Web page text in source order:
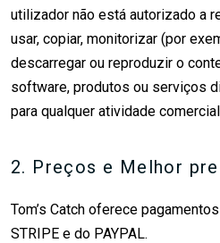
utilizador não está autorizado a
usar, copiar, monitorizar (por
descarregar ou reproduzir o
software, produtos ou serviços
para qualquer atividade
2. Preços e Melhor
Tom’s Catch oferece
STRIPE e do PAYPAL.